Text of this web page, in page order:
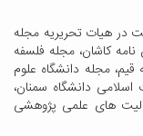
و عضویت در هیات تحریریه مجله
کاشان، مجله فلسفه
مجله دانشگاه علوم
دانشگاه سمنان،
های علمی پژوهشی